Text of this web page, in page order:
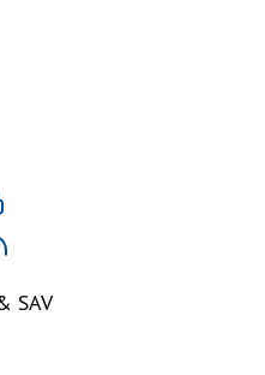
SAV